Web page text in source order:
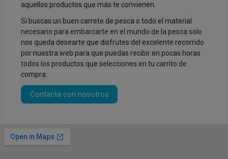
aquellos productos que más te convienen.
Si buscas un buen carrete de pesca o todo el material
necesario para embarcarte en el mundo de la pesca solo
nos queda desearte que disfrutes del excelente recorrido
por nuestra web para que puedas recibir en pocas horas
todos los productos que selecciones en tu carrito de
compra.
Contacta con nosotros